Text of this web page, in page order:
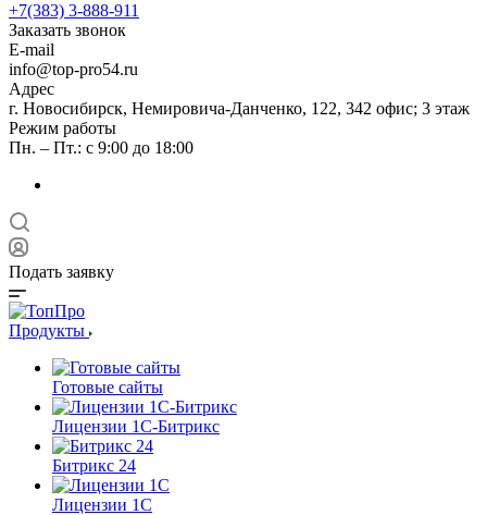
+7(383) 3-888-911
Заказать звонок
E-mail
info@top-pro54.ru
Адрес
г. Новосибирск, ​Немировича-Данченко, 122, 342 офис; 3 этаж
Режим работы
Пн. – Пт.: с 9:00 до 18:00
Подать заявку
Продукты
Готовые сайты
Лицензии 1С-Битрикс
Битрикс 24
Лицензии 1С